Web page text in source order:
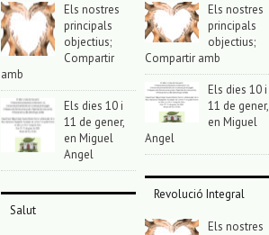
Els nostres
principals
objectius;
Compartir
amb
Els dies 10 i
11 de gener,
en Miguel
Angel
Salut
Els nostres
principals
objectius;
Compartir amb
Els dies 10 i
11 de gener,
en Miguel
Angel
Revolució Integral
Els nostres